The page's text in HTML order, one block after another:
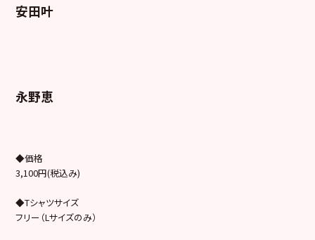
安田叶
永野恵
◆価格
3,100円(税込み)
◆Tシャツサイズ
フリー（Lサイズのみ）